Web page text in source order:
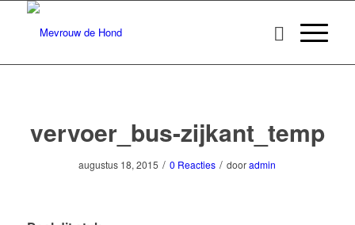
vervoer_bus-zijkant_temp
augustus 18, 2015 / 0 Reacties / dooradmin